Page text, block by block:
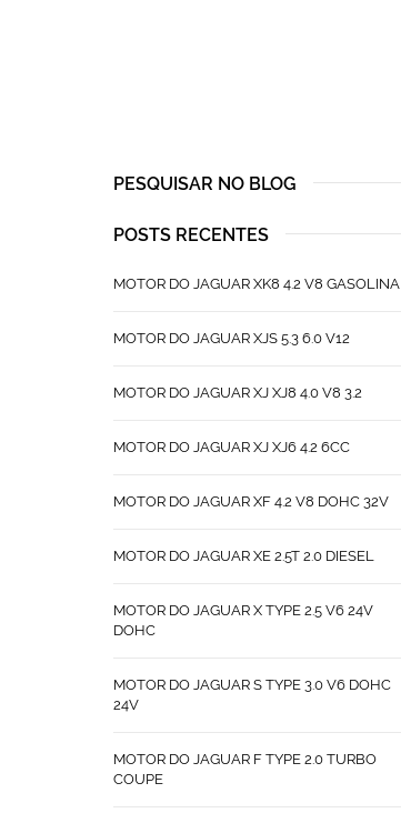
PESQUISAR NO BLOG
POSTS RECENTES
MOTOR DO JAGUAR XK8 4.2 V8 GASOLINA
MOTOR DO JAGUAR XJS 5.3 6.0 V12
MOTOR DO JAGUAR XJ XJ8 4.0 V8 3.2
MOTOR DO JAGUAR XJ XJ6 4.2 6CC
MOTOR DO JAGUAR XF 4.2 V8 DOHC 32V
MOTOR DO JAGUAR XE 2.5T 2.0 DIESEL
MOTOR DO JAGUAR X TYPE 2.5 V6 24V
DOHC
MOTOR DO JAGUAR S TYPE 3.0 V6 DOHC
24V
MOTOR DO JAGUAR F TYPE 2.0 TURBO
COUPE